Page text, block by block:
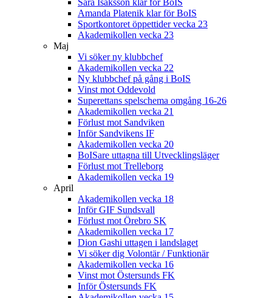
Amanda Platenik klar för BoIS
Sportkontoret öppettider vecka 23
Akademikollen vecka 23
Maj
Vi söker ny klubbchef
Akademikollen vecka 22
Ny klubbchef på gång i BoIS
Vinst mot Oddevold
Superettans spelschema omgång 16-26
Akademikollen vecka 21
Förlust mot Sandviken
Inför Sandvikens IF
Akademikollen vecka 20
BoISare uttagna till Utvecklingsläger
Förlust mot Trelleborg
Akademikollen vecka 19
April
Akademikollen vecka 18
Inför GIF Sundsvall
Förlust mot Örebro SK
Akademikollen vecka 17
Dion Gashi uttagen i landslaget
Vi söker dig Volontär / Funktionär
Akademikollen vecka 16
Vinst mot Östersunds FK
Inför Östersunds FK